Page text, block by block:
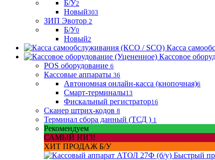
Б/У2
Новый303
ЗИП Эвотор 2
Б/У0
Новый2
Касса
Кассовое
POS оборудование 6
Кассовые аппараты 36
Автономная онлайн-касса (кнопочная)6
Смарт-терминалы13
Фискальный регистратор16
Сканер штрих-кодов 8
Терминал сбора данный (ТСД ) 1
Рекомендуем
САМЫЙ НИЗ!
ХИТ ПРОДАЖ Б/У
Быстрый